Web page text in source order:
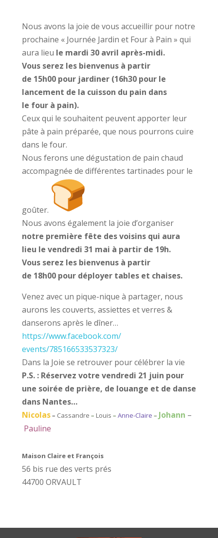
Nous avons la joie de vous accueillir pour notre
prochaine « Journée Jardin et Four à Pain » qui
aura lieu le mardi 30 avril après-midi.
Vous serez les bienvenus à partir
de 15h00 pour jardiner (16h30 pour le
lancement de la cuisson du pain dans
le four à pain).
Ceux qui le souhaitent peuvent apporter leur
pâte à pain préparée, que nous pourrons cuire
dans le four.
Nous ferons une dégustation de pain chaud
accompagnée de différentes tartinades pour le
goûter.
Nous avons également la joie d’organiser
notre première fête des voisins qui aura
lieu le vendredi 31 mai à partir de 19h.
Vous serez les bienvenus à partir
de 18h00 pour déployer tables et chaises.
Venez avec un pique-nique à partager, nous
aurons les couverts, assiettes et verres &
danserons après le dîner…
https://www.facebook.com/
events/785166533537323/
Dans la Joie se retrouver pour célébrer la vie
P.S. : Réservez votre vendredi 21 juin pour
une soirée de prière, de louange et de danse
dans Nantes…
Nicolas– Cassandre – Louis – Anne-Claire – Johann –
Pauline
Maison Claire et François
56 bis rue des verts prés
44700 ORVAULT